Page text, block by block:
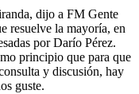
dijo a FM Gente
resuelve la mayoría, en
por Darío Pérez.
principio que para que
y discusión, hay
guste.